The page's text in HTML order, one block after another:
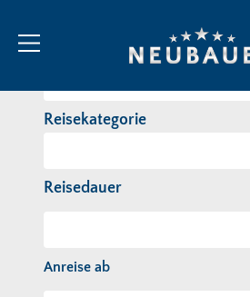
Reisekategorie
Reisedauer
Anreise ab